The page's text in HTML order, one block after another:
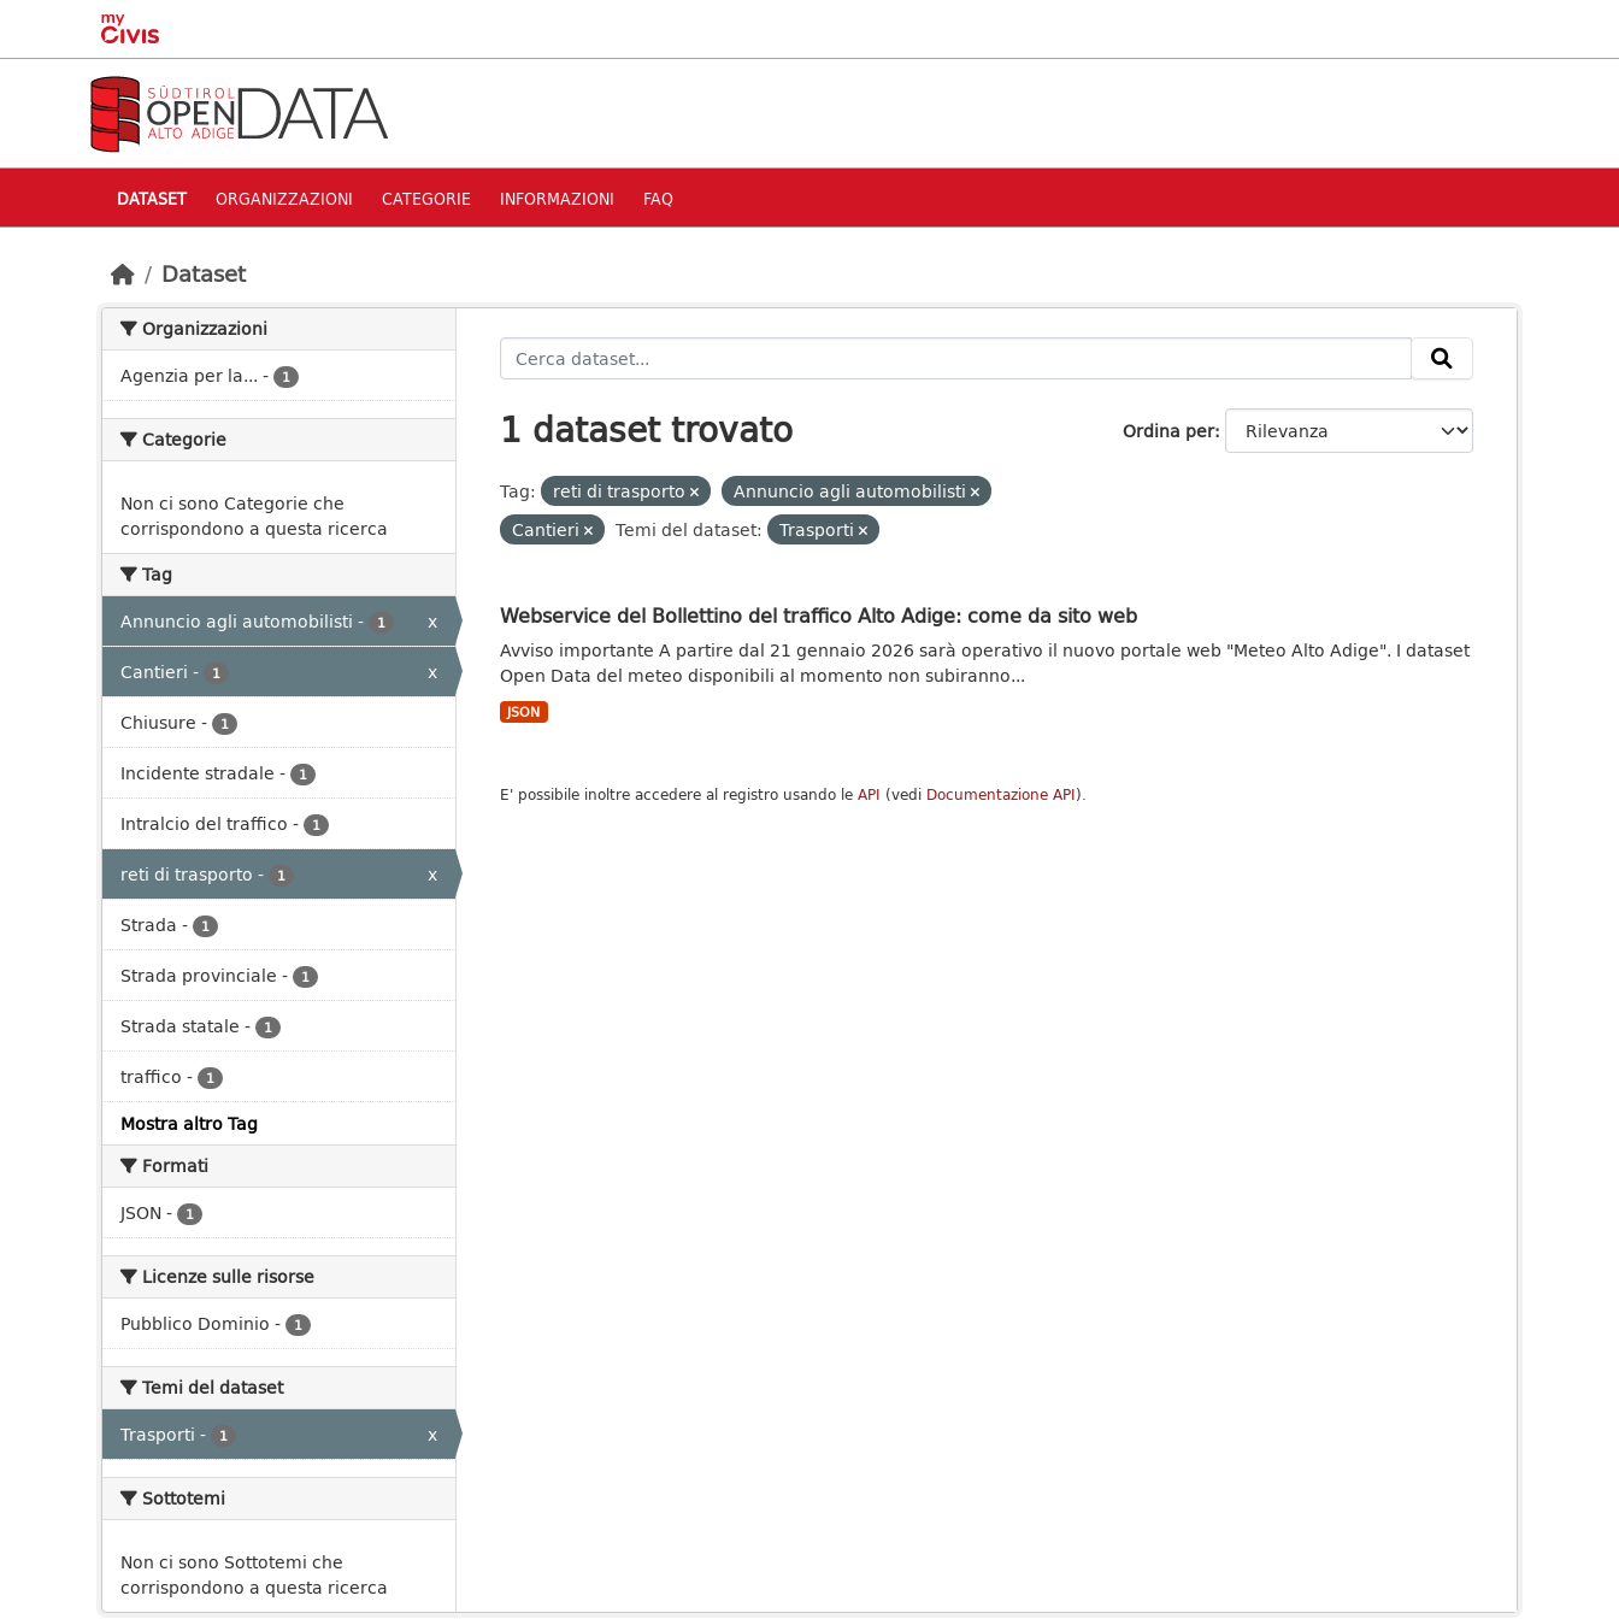
Skip to main content
DATASET ORGANIZZAZIONI CATEGORIE INFORMAZIONI FAQ
Dataset
Organizzazioni
Agenzia per la... - 1
Categorie
Non ci sono Categorie che
corrispondono a questa ricerca
Tag
Annuncio agli automobilisti - 1
x
Cantieri - 1
x
Chiusure - 1
Incidente stradale - 1
Intralcio del traffico - 1
reti di trasporto - 1
x
Strada - 1
Strada provinciale - 1
Strada statale - 1
traffico - 1
Mostra altro Tag
Formati
JSON - 1
Licenze sulle risorse
Pubblico Dominio - 1
Temi del dataset
Trasporti - 1 x
Sottotemi
Non ci sono Sottotemi che
corrispondono a questa ricerca
Ordina per
1 dataset trovato
Tag: reti di trasporto
Annuncio agli automobilisti
Cantieri
Temi del dataset: Trasporti
Webservice del Bollettino del traffico Alto Adige: come da sito web
Avviso importante A partire dal 21 gennaio 2026 sarà operativo il nuovo portale web "Meteo Alto Adige". I dataset
Open Data del meteo disponibili al momento non subiranno...
JSON
E' possibile inoltre accedere al registro usando le API (vedi Documentazione API).